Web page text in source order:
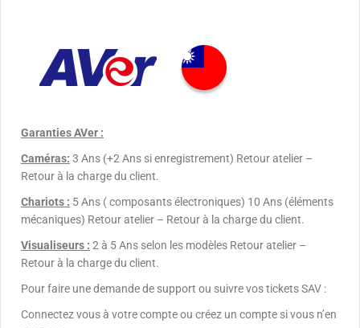
Garanties AVer :
Caméras: 3 Ans (+2 Ans si enregistrement) Retour atelier –
Retour à la charge du client.
Chariots : 5 Ans ( composants électroniques) 10 Ans (éléments
mécaniques) Retour atelier – Retour à la charge du client.
Visualiseurs : 2 à 5 Ans selon les modèles Retour atelier –
Retour à la charge du client.
Pour faire une demande de support ou suivre vos tickets SAV :
Connectez vous à votre compte ou créez un compte si vous n’en